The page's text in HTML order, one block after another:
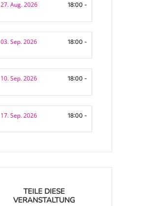
27. Aug. 2026 18:00 -
03. Sep. 2026 18:00 -
10. Sep. 2026 18:00 -
17. Sep. 2026 18:00 -
TEILE DIESE
VERANSTALTUNG